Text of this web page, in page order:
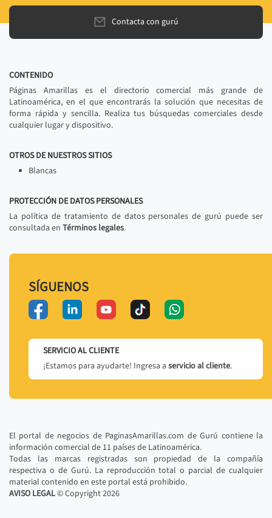
Contacta con gurú
CONTENIDO
Páginas Amarillas es el directorio comercial más grande de
Latinoamérica, en el que encontrarás la solución que necesitas de
forma rápida y sencilla. Realiza tus búsquedas comerciales desde
cualquier lugar y dispositivo.
OTROS DE NUESTROS SITIOS
Blancas
PROTECCIÓN DE DATOS PERSONALES
La política de tratamiento de datos personales de gurú puede ser
consultada en Términos legales.
SÍGUENOS
SERVICIO AL CLIENTE
¡Estamos para ayudarte! Ingresa a servicio al cliente.
El portal de negocios de PaginasAmarillas.com de Gurú contiene la
información comercial de 11 países de Latinoamérica.
Todas las marcas registradas son propiedad de la compañía
respectiva o de Gurú. La reproducción total o parcial de cualquier
material contenido en este portal está prohibido.
AVISO LEGAL© Copyright2026